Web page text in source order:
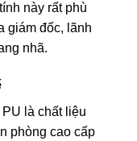
này rất phù
giám đốc, lãnh
nhã.
PU là chất liệu
phòng cao cấp